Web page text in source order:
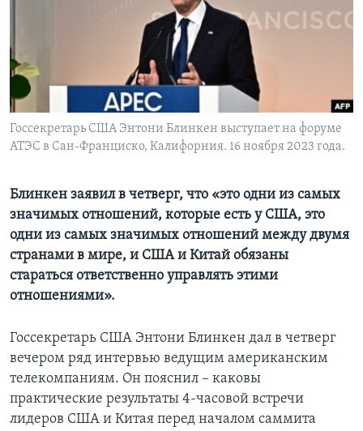
СОЦИАЛЬНЫЕ СЕТИ
Языки
Госсекретарь США Энтони Блинкен выступает на форуме
АТЭС в Сан-Франциско, Калифорния. 16 ноября 2023 года.
Блинкен заявил в четверг, что «это одни из самых
значимых отношений, которые есть у США, это
одни из самых значимых отношений между двумя
странами в мире, и США и Китай обязаны
стараться ответственно управлять этими
отношениями».
Госсекретарь США Энтони Блинкен дал в четверг
вечером ряд интервью ведущим американским
телекомпаниям. Он пояснил – каковы
практические результаты 4-часовой встречи
лидеров США и Китая перед началом саммита